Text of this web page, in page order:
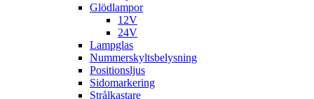
Glödlampor
12V
24V
Lampglas
Nummerskyltsbelysning
Positionsljus
Sidomarkering
Strålkastare